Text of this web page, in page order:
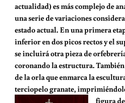
actualidad) es más complejo de
una serie de variaciones
estado actual. En una primera
inferior en dos picos rectos y el
se incluirá otra pieza de
coronando la estructura.
de la orla que enmarca la
terciopelo granate,
figura